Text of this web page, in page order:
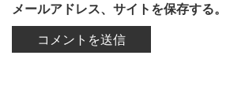
メールアドレス、サイトを保存する。